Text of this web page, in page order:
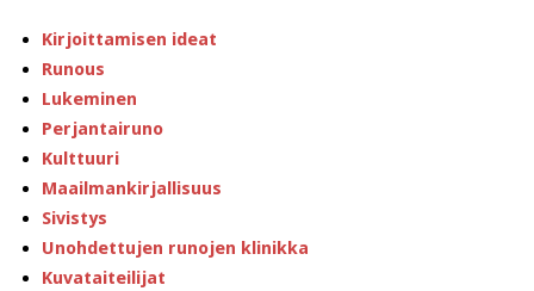
Kirjoittamisen ideat
Runous
Lukeminen
Perjantairuno
Kulttuuri
Maailmankirjallisuus
Sivistys
Unohdettujen runojen klinikka
Kuvataiteilijat